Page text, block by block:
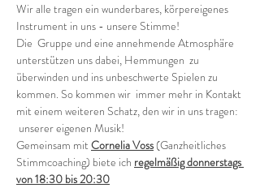
Wir alle tragen ein wunderbares, körpereigenes
Instrument in uns - unsere Stimme!
Die  Gruppe und eine annehmende Atmosphäre
unterstützen uns dabei, Hemmungen  zu
überwinden und ins unbeschwerte Spielen zu
kommen. So kommen wir  immer mehr in Kontakt
mit einem weiteren Schatz, den wir in uns tragen:
unserer eigenen Musik!
Gemeinsam mit Cornelia Voss (Ganzheitliches
Stimmcoaching) biete ich regelmäßig donnerstags
von 18:30 bis 20:30